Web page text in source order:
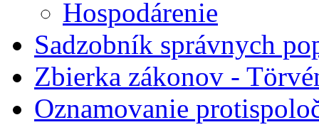
Hospodárenie
Sadzobník správnych
Zbierka zákonov -
Oznamovanie